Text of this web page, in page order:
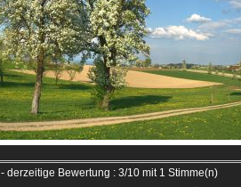
- derzeitige Bewertung : 3/10 mit 1 Stimme(n)